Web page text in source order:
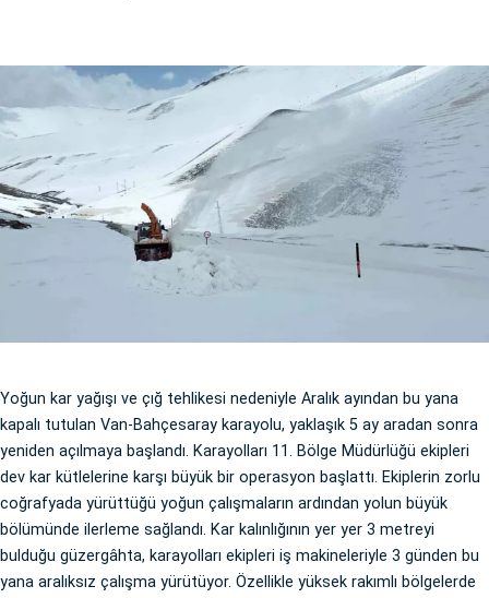
Yoğun kar yağışı ve çığ tehlikesi nedeniyle Aralık ayından bu yana
kapalı tutulan Van-Bahçesaray karayolu, yaklaşık 5 ay aradan sonra
yeniden açılmaya başlandı. Karayolları 11. Bölge Müdürlüğü ekipleri
dev kar kütlelerine karşı büyük bir operasyon başlattı. Ekiplerin zorlu
coğrafyada yürüttüğü yoğun çalışmaların ardından yolun büyük
bölümünde ilerleme sağlandı. Kar kalınlığının yer yer 3 metreyi
bulduğu güzergâhta, karayolları ekipleri iş makineleriyle 3 günden bu
yana aralıksız çalışma yürütüyor. Özellikle yüksek rakımlı bölgelerde